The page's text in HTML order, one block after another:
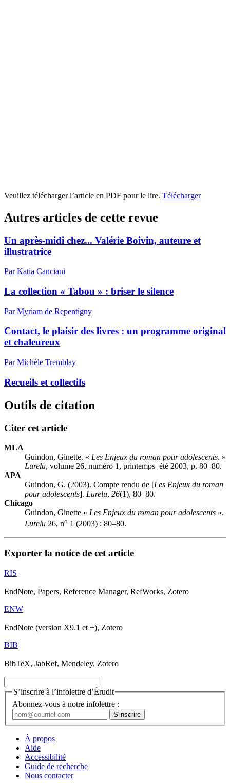
Veuillez télécharger l’article en PDF pour le lire. Télécharger
Autres articles de cette revue
Un après-midi chez... Valérie Boivin, auteure et
illustratrice
Par Katia Canciani
La collection « Tabou » : briser le silence
Par Myriam de Repentigny
Contact, le plaisir des livres : un programme original
et chaleureux
Par Michèle Tremblay
Recueils et collectifs
Outils de citation
Citer cet article
MLA
Guindon, Ginette. « Les Enjeux du roman pour adolescents. »
Lurelu, volume 26, numéro 1, printemps–été 2003, p. 80–80.
APA
Guindon, G. (2003). Compte rendu de [Les Enjeux du roman
pour adolescents]. Lurelu, 26(1), 80–80.
Chicago
Guindon, Ginette « Les Enjeux du roman pour adolescents ».
Lurelu 26, no 1 (2003) : 80–80.
Exporter la notice de cet article
RIS
EndNote, Papers, Reference Manager, RefWorks, Zotero
ENW
EndNote (version X9.1 et +), Zotero
BIB
BibTeX, JabRef, Mendeley, Zotero
S’inscrire à l’infolettre d’Érudit
Abonnez-vous à notre infolettre :
À propos
Aide
Accessibilité
Guide de recherche
Nous contacter